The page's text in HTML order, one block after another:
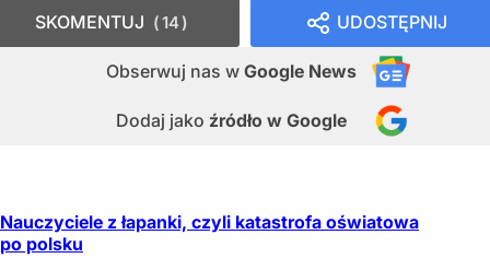
UDOSTĘPNIJ
Obserwuj nas w Google News
Dodaj jako źródło w Google
SKOMENTUJ 14
Nauczyciele z łapanki, czyli katastrofa oświatowa
po polsku